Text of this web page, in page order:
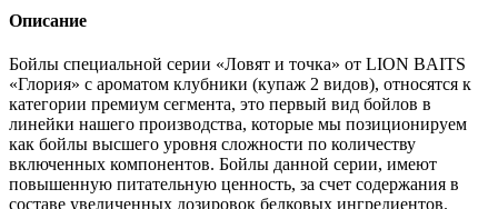
Описание
Бойлы специальной серии «Ловят и точка» от LION BAITS
«Глория» с ароматом клубники (купаж 2 видов), относятся к
категории премиум сегмента, это первый вид бойлов в
линейки нашего производства, которые мы позиционируем
как бойлы высшего уровня сложности по количеству
включенных компонентов. Бойлы данной серии, имеют
повышенную питательную ценность, за счет содержания в
составе увеличенных дозировок белковых ингредиентов.